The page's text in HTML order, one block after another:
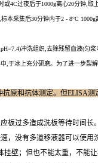
4C过夜后于1000g离心20分钟,取
本采集后30分钟内于2 - 8°C 1000g
冲洗组织,去除残留血液(匀
,于冰上充分研磨。为了进一步裂
原和抗体测定。但ELISA
板过多造成洗板等待时间长。
，没有多道移液器可以使
挂壁；但也不能太重，不能